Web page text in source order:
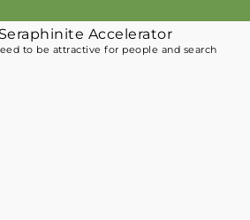
Accelerator
to be attractive for people and search